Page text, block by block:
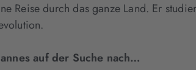
Reise durch das ganze Land. Er
auf der Suche nach…